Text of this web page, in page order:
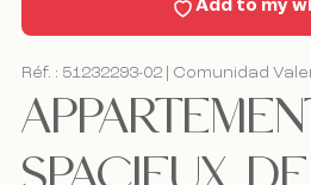
Bel mij
Bel mij
Réf. : 51232293-02 | Comunidad
SPACIEUX
Add to my